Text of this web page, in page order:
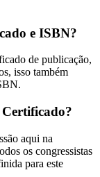
e ISBN?
de publicação,
isso também
Certificado?
aqui na
os congressistas
para este